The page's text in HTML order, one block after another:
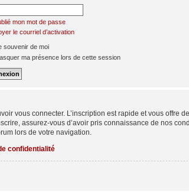
mon mot de passe
le courriel d’activation
souvenir de moi
ma présence lors de cette session
vous connecter. L’inscription est rapide et vous
assurez-vous d’avoir pris connaissance de nos
lors de votre navigation.
confidentialité